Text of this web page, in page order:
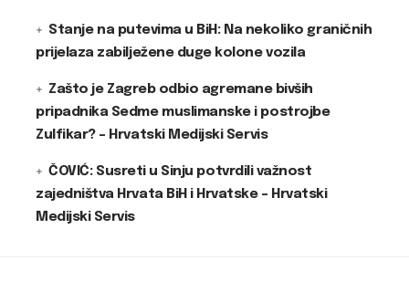
Stanje na putevima u BiH: Na nekoliko graničnih
prijelaza zabilježene duge kolone vozila
Zašto je Zagreb odbio agremane bivših
pripadnika Sedme muslimanske i postrojbe
Zulfikar? – Hrvatski Medijski Servis
ČOVIĆ: Susreti u Sinju potvrdili važnost
zajedništva Hrvata BiH i Hrvatske – Hrvatski
Medijski Servis